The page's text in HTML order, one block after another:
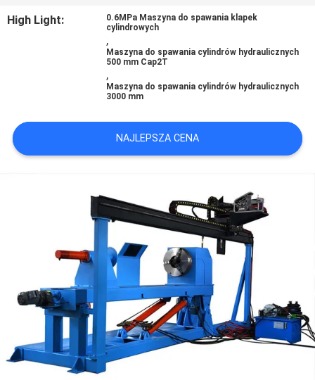
AKTUALNOŚCI
WYCENĘ
High Light:
0.6MPa Maszyna do spawania klapek
cylindrowych
,
Maszyna do spawania cylindrów hydraulicznych
500 mm Cap2T
,
Maszyna do spawania cylindrów hydraulicznych
3000 mm
NAJLEPSZA CENA